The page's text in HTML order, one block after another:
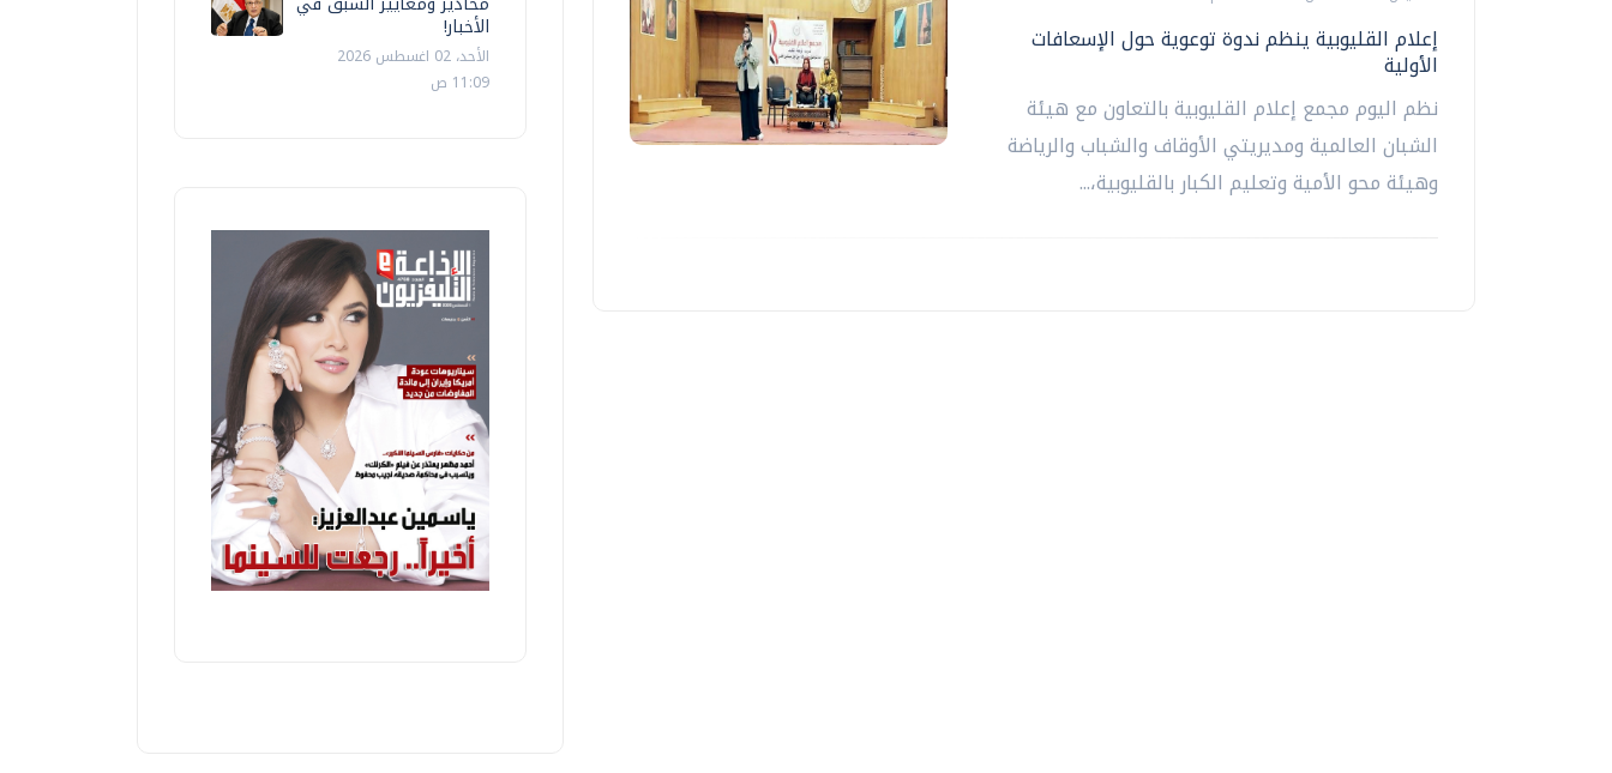
إعلام القليوبية ينظم ندوة توعوية حول الإسعافات
الأولية
نظم اليوم مجمع إعلام القليوبية بالتعاون مع هيئة
الشبان العالمية ومديريتي الأوقاف والشباب والرياضة
وهيئة محو الأمية وتعليم الكبار بالقليوبية،...
الأخبار!
الأحد، 02 اغسطس 2026
11:09 ص